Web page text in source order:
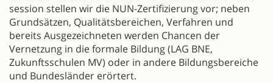
session stellen wir die NUN-Zertifizierung vor; neben
Grundsätzen, Qualitätsbereichen, Verfahren und
bereits Ausgezeichneten werden Chancen der
Vernetzung in die formale Bildung (LAG BNE,
Zukunftsschulen MV) oder in andere Bildungsbereiche
und Bundesländer erörtert.